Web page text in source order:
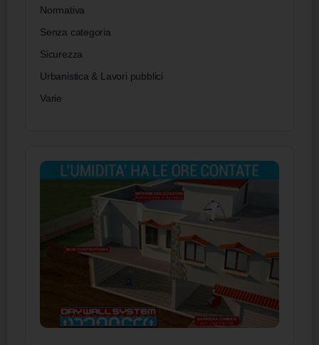
Normativa
Senza categoria
Sicurezza
Urbanistica & Lavori pubblici
Varie